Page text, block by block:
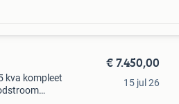
kva kompleet
€ 7.450,00
15 jul 26